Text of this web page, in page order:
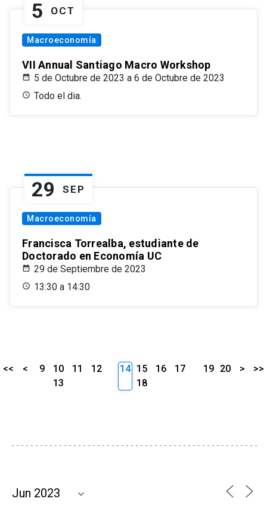
5 OCT
Macroeconomía
VII Annual Santiago Macro Workshop
5 de Octubre de 2023 a 6 de Octubre de 2023
Todo el dia.
29 SEP
Macroeconomía
Francisca Torrealba, estudiante de
Doctorado en Economía UC
29 de Septiembre de 2023
13:30 a 14:30
<< < 9 10 11
12
13
14 15 16
17
18
19 20 > >>